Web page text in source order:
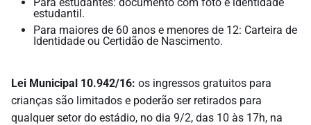
estudantil.
Para maiores de 60 anos e menores de 12: Carteira de
Identidade ou Certidão de Nascimento.
Lei Municipal 10.942/16: os ingressos gratuitos para
crianças são limitados e poderão ser retirados para
qualquer setor do estádio, no dia 9/2, das 10 às 17h, na